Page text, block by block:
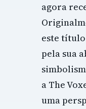
agora
este
pela sua
a The
uma